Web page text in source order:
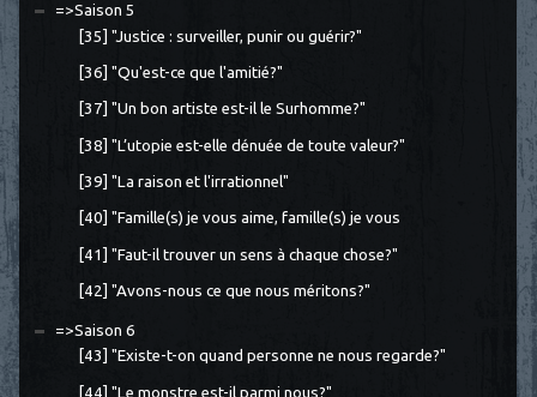
=>Saison 5
[35] "Justice : surveiller, punir ou guérir?"
[36] "Qu'est-ce que l'amitié?"
[37] "Un bon artiste est-il le Surhomme?"
[38] "L’utopie est-elle dénuée de toute valeur?"
[39] "La raison et l'irrationnel"
[40] "Famille(s) je vous aime, famille(s) je vous
[41] "Faut-il trouver un sens à chaque chose?"
[42] "Avons-nous ce que nous méritons?"
=>Saison 6
[43] "Existe-t-on quand personne ne nous regarde?"
[44] "Le monstre est-il parmi nous?"